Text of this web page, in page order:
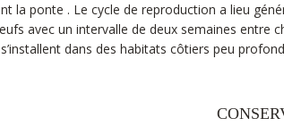
la ponte . Le cycle de reproduction a lieu
avec un intervalle de deux semaines entre
dans des habitats côtiers peu